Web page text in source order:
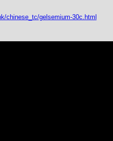
chinese_tc/gelsemium-30c.html